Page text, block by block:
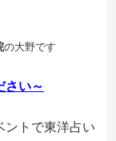
の大野です
さい～
ントで東洋占い